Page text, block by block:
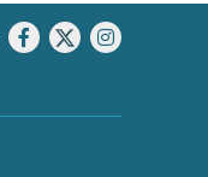
Facebook
X Instagram